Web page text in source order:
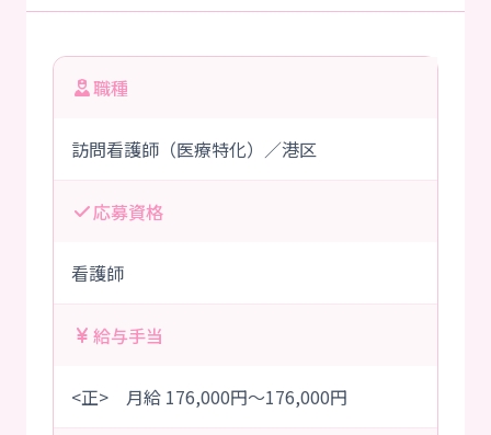
職種
訪問看護師（医療特化）／港区
応募資格
看護師
給与手当
<正> 月給 176,000円～176,000円